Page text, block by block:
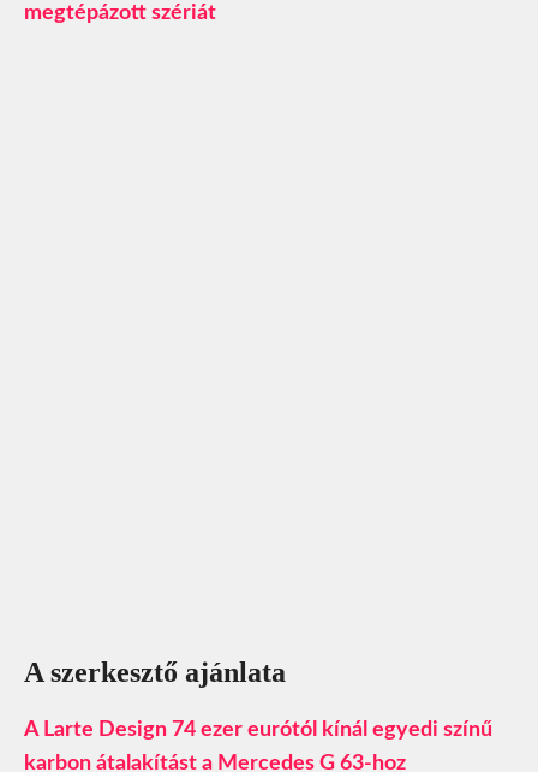
megtépázott szériát
A szerkesztő ajánlata
A Larte Design 74 ezer eurótól kínál egyedi színű
karbon átalakítást a Mercedes G 63-hoz